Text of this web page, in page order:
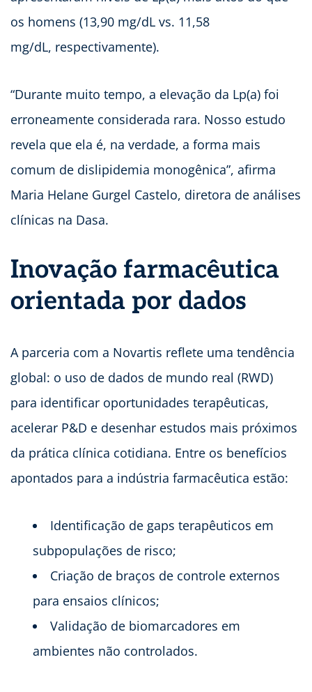
os homens (13,90 mg/dL vs. 11,58
mg/dL, respectivamente).
“Durante muito tempo, a elevação da Lp(a) foi
erroneamente considerada rara. Nosso estudo
revela que ela é, na verdade, a forma mais
comum de dislipidemia monogênica”, afirma
Maria Helane Gurgel Castelo, diretora de análises
clínicas na Dasa.
Inovação farmacêutica
orientada por dados
A parceria com a Novartis reflete uma tendência
global: o uso de dados de mundo real (RWD)
para identificar oportunidades terapêuticas,
acelerar P&D e desenhar estudos mais próximos
da prática clínica cotidiana. Entre os benefícios
apontados para a indústria farmacêutica estão:
Identificação de gaps terapêuticos em
subpopulações de risco;
Criação de braços de controle externos
para ensaios clínicos;
Validação de biomarcadores em
ambientes não controlados.